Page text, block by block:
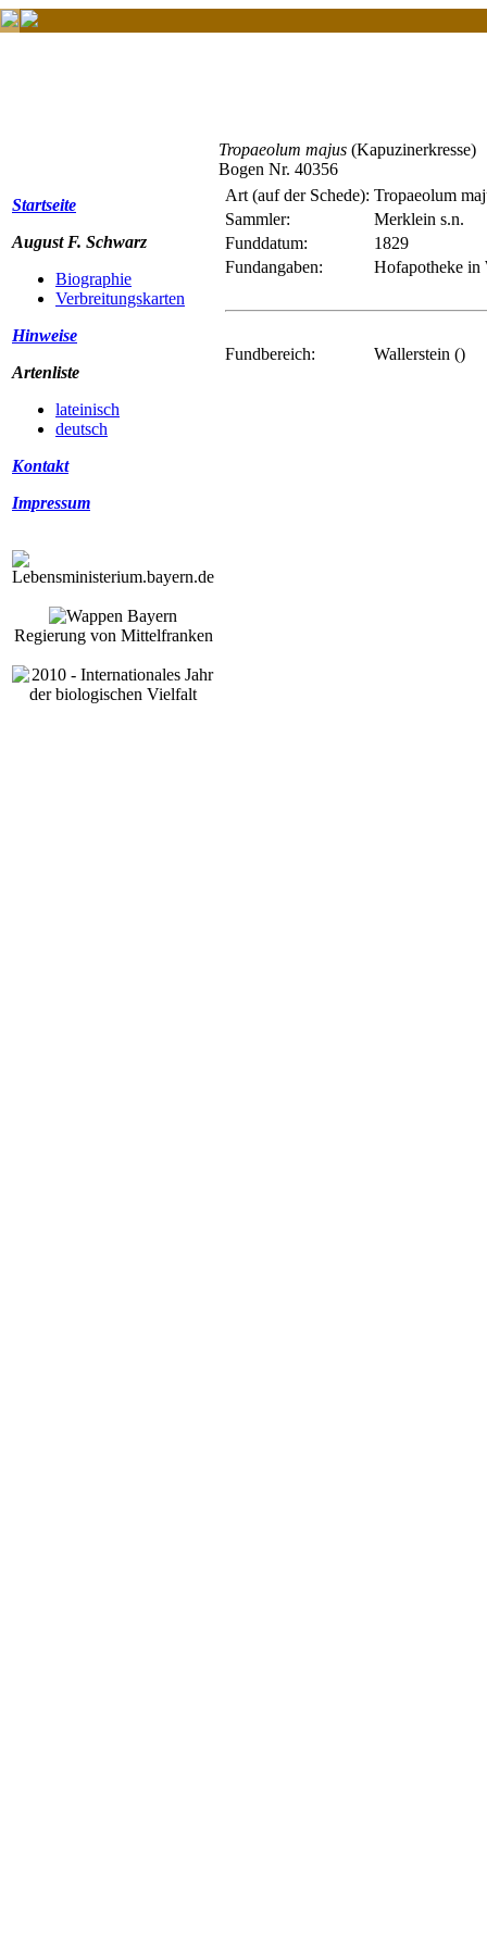
Startseite
August F. Schwarz
Biographie
Verbreitungskarten
Hinweise
Artenliste
lateinisch
deutsch
Kontakt
Impressum
Regierung von Mittelfranken
Tropaeolum majus (Kapuzinerkresse)
Bogen Nr. 40356
Art (auf der Schede): Tropaeolum
Sammler:
Merklein s.n.
Funddatum:
1829
Fundangaben:
Hofapotheke in
Fundbereich: Wallerstein ()